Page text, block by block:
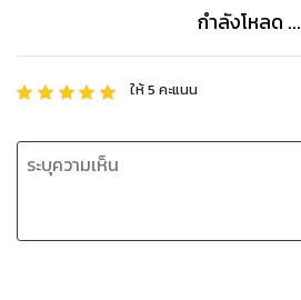
กำลังโหลด ...
ให้5 คะแนน